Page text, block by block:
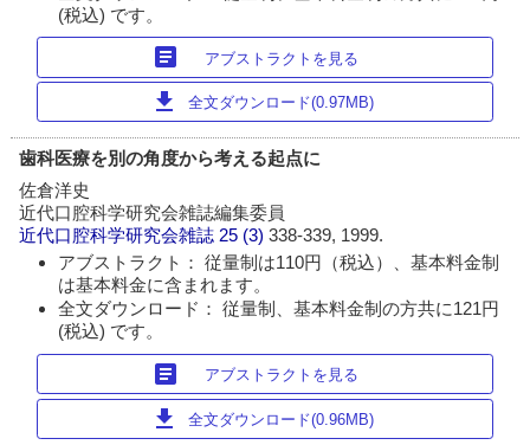
(税込) です。
article アブストラクトを見る
download 全文ダウンロード(0.97MB)
歯科医療を別の角度から考える起点に
佐倉洋史
近代口腔科学研究会雑誌編集委員
近代口腔科学研究会雑誌 25 (3)338-339, 1999.
アブストラクト： 従量制は110円（税込）、基本料金制
は基本料金に含まれます。
全文ダウンロード： 従量制、基本料金制の方共に121円
(税込) です。
article アブストラクトを見る
download 全文ダウンロード(0.96MB)